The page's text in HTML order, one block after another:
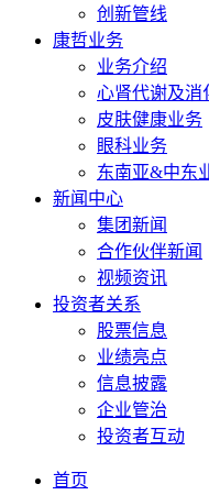
创新管线
康哲业务
业务介绍
心肾代谢及消
皮肤健康业务
眼科业务
东南亚&中东
新闻中心
集团新闻
合作伙伴新闻
视频资讯
投资者关系
股票信息
业绩亮点
信息披露
企业管治
投资者互动
首页